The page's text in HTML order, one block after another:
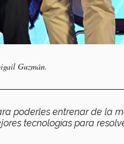
Guzmán.
poderles entrenar de la
tecnologías para